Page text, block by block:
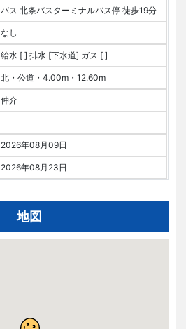
バス 北条バスターミナルバス停 徒歩19分
なし
給水 [ ] 排水 [下水道] ガス [ ]
北・公道・4.00m・12.60m
仲介
2026年08月09日
2026年08月23日
地図